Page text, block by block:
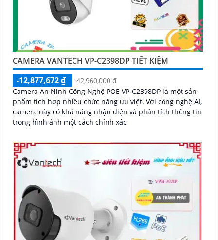
CAMERA VANTECH VP-C2398DP TIẾT KIỆM
-12,877,672 ₫
42,960,000 ₫
Camera An Ninh Công Nghệ POE VP-C2398DP là một sản
phẩm tích hợp nhiều chức năng ưu việt. Với công nghệ AI,
camera này có khả năng nhận diện và phân tích thông tin
trong hình ảnh một cách chính xác